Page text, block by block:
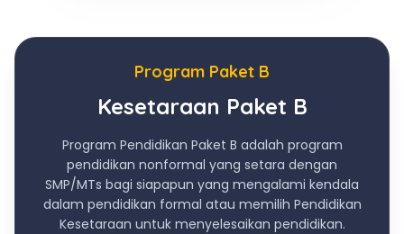
Program Paket B
Kesetaraan Paket B
Program Pendidikan Paket B adalah program
pendidikan nonformal yang setara dengan
SMP/MTs bagi siapapun yang mengalami kendala
dalam pendidikan formal atau memilih Pendidikan
Kesetaraan untuk menyelesaikan pendidikan.